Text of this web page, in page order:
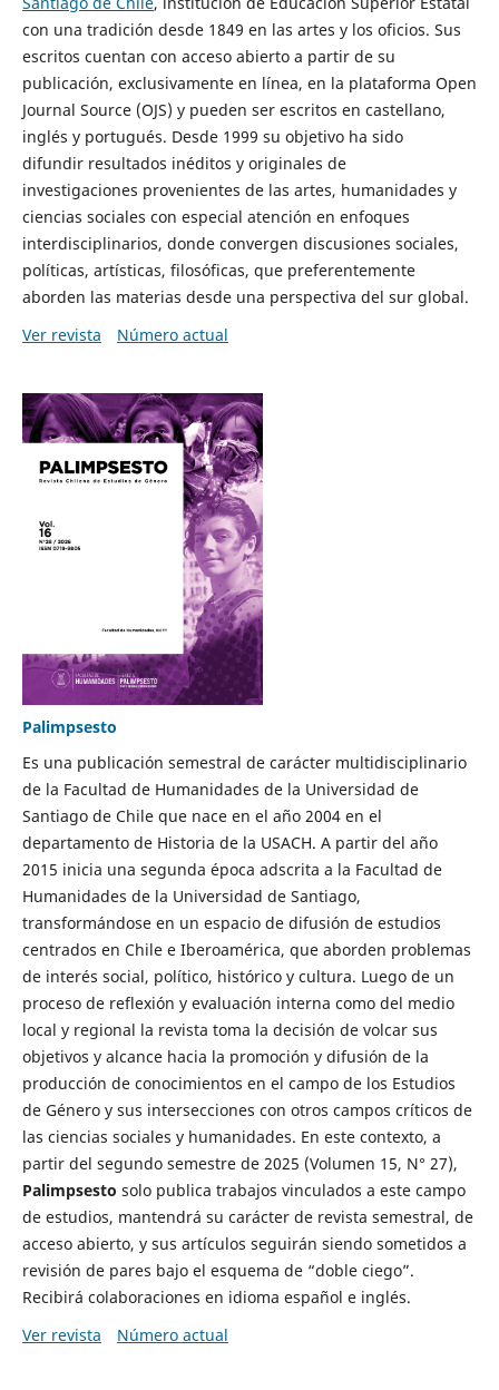
con una tradición desde 1849 en las artes y los oficios. Sus
escritos cuentan con acceso abierto a partir de su
publicación, exclusivamente en línea, en la plataforma Open
Journal Source (OJS) y pueden ser escritos en castellano,
inglés y portugués. Desde 1999 su objetivo ha sido
difundir resultados inéditos y originales de
investigaciones provenientes de las artes, humanidades y
ciencias sociales con especial atención en enfoques
interdisciplinarios, donde convergen discusiones sociales,
políticas, artísticas, filosóficas, que preferentemente
aborden las materias desde una perspectiva del sur global.
Ver revista
Número actual
Palimpsesto
Es una publicación semestral de carácter multidisciplinario
de la Facultad de Humanidades de la Universidad de
Santiago de Chile que nace en el año 2004 en el
departamento de Historia de la USACH. A partir del año
2015 inicia una segunda época adscrita a la Facultad de
Humanidades de la Universidad de Santiago,
transformándose en un espacio de difusión de estudios
centrados en Chile e Iberoamérica, que aborden problemas
de interés social, político, histórico y cultura. Luego de un
proceso de reflexión y evaluación interna como del medio
local y regional la revista toma la decisión de volcar sus
objetivos y alcance hacia la promoción y difusión de la
producción de conocimientos en el campo de los Estudios
de Género y sus intersecciones con otros campos críticos de
las ciencias sociales y humanidades. En este contexto, a
partir del segundo semestre de 2025 (Volumen 15, N° 27),
Palimpsesto solo publica trabajos vinculados a este campo
de estudios, mantendrá su carácter de revista semestral, de
acceso abierto, y sus artículos seguirán siendo sometidos a
revisión de pares bajo el esquema de “doble ciego”.
Recibirá colaboraciones en idioma español e inglés.
Ver revista
Número actual